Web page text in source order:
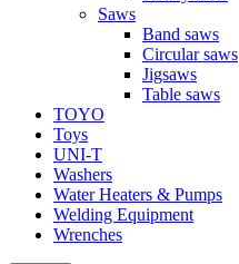
Saws
Band saws
Circular saws
Jigsaws
Table saws
TOYO
Toys
UNI-T
Washers
Water Heaters & Pumps
Welding Equipment
Wrenches